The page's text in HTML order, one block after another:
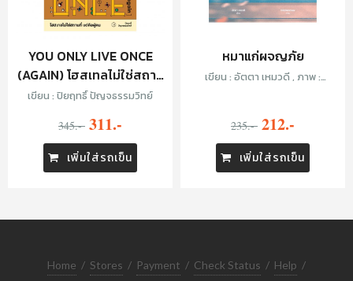
YOU ONLY LIVE ONCE
(AGAIN) โฮสเทลไม่ใช่สถาน
ที่ แต่คือผู้คน
เขียน : ปิยฤทธิ์ ปัญจธรรมวิทย์
345.- 311.-
เพิ่มใส่รถเข็น
หมาแก่ผจญภัย
เขียน : อัตตา เหมวดี , ภาพ :
235.- 212.-
เพิ่มใส่รถเข็น
Home / Stores / Payment / Check Status / Help /